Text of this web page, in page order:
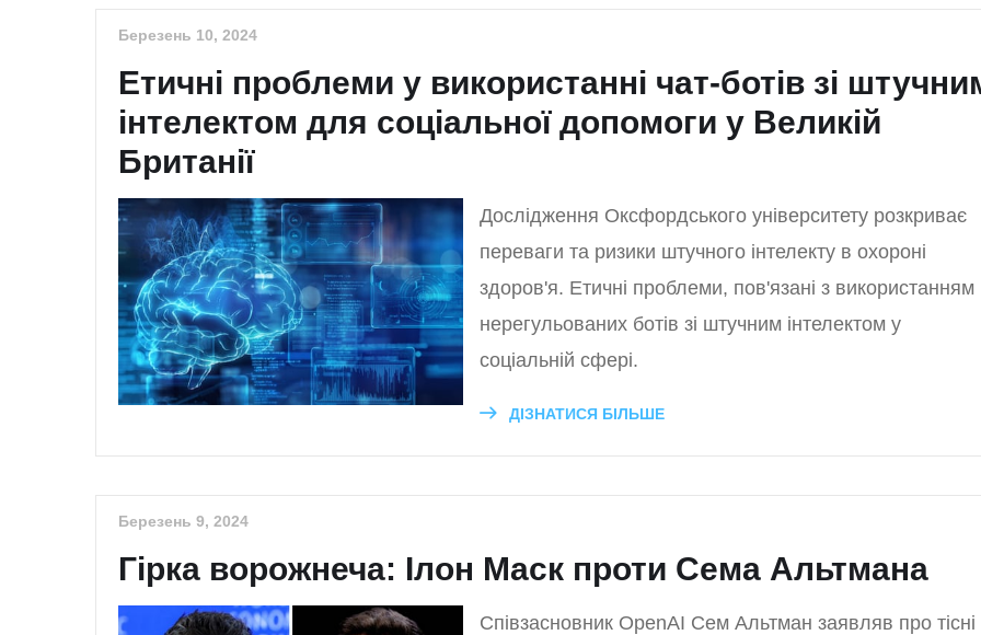
Березень 10, 2024
Етичні проблеми у використанні чат-ботів зі
інтелектом для соціальної допомоги у Великій
Британії
Дослідження Оксфордського університету розкриває
переваги та ризики штучного інтелекту в охороні
здоров'я. Етичні проблеми, пов'язані з використанням
нерегульованих ботів зі штучним інтелектом у
соціальній сфері.
ДІЗНАТИСЯ БІЛЬШЕ
Березень 9, 2024
Гірка ворожнеча: Ілон Маск проти Сема Альтмана
Співзасновник OpenAI Сем Альтман заявляв про тісні